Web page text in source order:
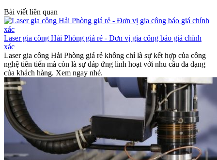
Bài viết liên quan
Laser gia công Hải Phòng giá rẻ - Đơn vị gia công báo giá chính
xác
Laser gia công Hải Phòng giá rẻ không chỉ là sự kết hợp của công
nghệ tiên tiến mà còn là sự đáp ứng linh hoạt với nhu cầu đa dạng
của khách hàng. Xem ngay nhé.